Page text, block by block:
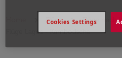
Flüge
Flüge nach
Flüge Lagos - Kambodscha
Cookies Settings